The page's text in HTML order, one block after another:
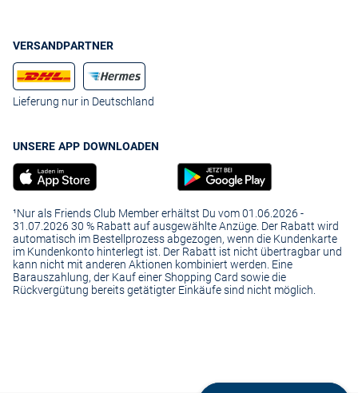
VERSANDPARTNER
Lieferung nur in Deutschland
UNSERE APP DOWNLOADEN
¹Nur als Friends Club Member erhältst Du vom 01.06.2026 -
31.07.2026 30 % Rabatt auf ausgewählte Anzüge. Der Rabatt wird
automatisch im Bestellprozess abgezogen, wenn die Kundenkarte
im Kundenkonto hinterlegt ist. Der Rabatt ist nicht übertragbar und
kann nicht mit anderen Aktionen kombiniert werden. Eine
Barauszahlung, der Kauf einer Shopping Card sowie die
Rückvergütung bereits getätigter Einkäufe sind nicht möglich.